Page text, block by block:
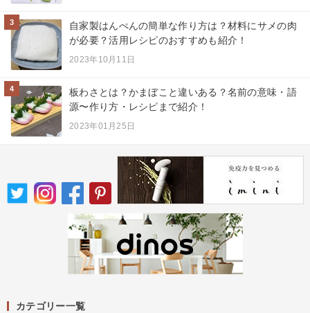
3
自家製はんぺんの簡単な作り方は？材料にサメの肉
が必要？活用レシピのおすすめも紹介！
2023年10月11日
4
板わさとは？かまぼこと違いある？名前の意味・語
源〜作り方・レシピまで紹介！
2023年01月25日
カテゴリー一覧